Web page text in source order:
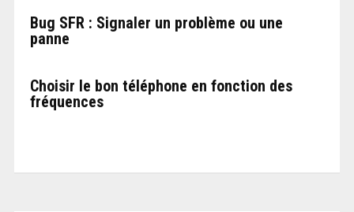
Bug SFR : Signaler un problème ou une
panne
Choisir le bon téléphone en fonction des
fréquences